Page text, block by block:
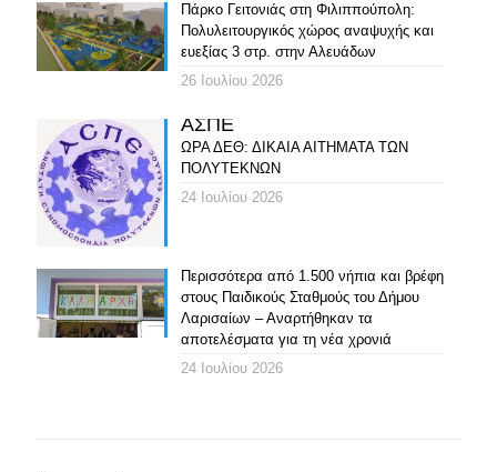
Πάρκο Γειτονιάς στη Φιλιππούπολη:
Πολυλειτουργικός χώρος αναψυχής και
ευεξίας 3 στρ. στην Αλευάδων
26 Ιουλίου 2026
ΑΣΠΕ
ΩΡΑ ΔΕΘ: ΔΙΚΑΙΑ ΑΙΤΗΜΑΤΑ ΤΩΝ
ΠΟΛΥΤΕΚΝΩΝ
24 Ιουλίου 2026
Περισσότερα από 1.500 νήπια και βρέφη
στους Παιδικούς Σταθμούς του Δήμου
Λαρισαίων – Αναρτήθηκαν τα
αποτελέσματα για τη νέα χρονιά
24 Ιουλίου 2026